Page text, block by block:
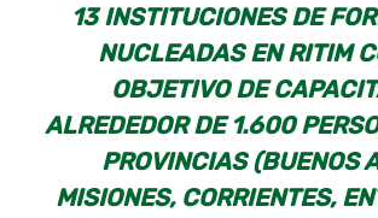
13 INSTITUCIONES DE
NUCLEADAS EN RITIM
OBJETIVO DE
ALREDEDOR DE 1.600
PROVINCIAS (BUENOS
MISIONES, CORRIENTES,